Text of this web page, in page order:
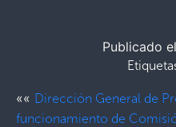
Publicado
«« Dirección General de
funcionamiento de